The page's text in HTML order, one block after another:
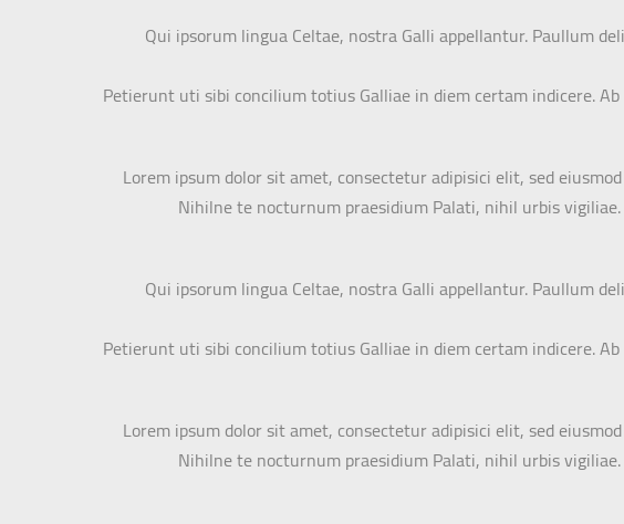
Qui ipsorum lingua Celtae, nostra Galli appellantur. Paullum
Petierunt uti sibi concilium totius Galliae in diem certam indicere.
Lorem ipsum dolor sit amet, consectetur adipisici elit, sed
Nihilne te nocturnum praesidium Palati, nihil urbis
Qui ipsorum lingua Celtae, nostra Galli appellantur. Paullum
Petierunt uti sibi concilium totius Galliae in diem certam indicere.
Lorem ipsum dolor sit amet, consectetur adipisici elit, sed
Nihilne te nocturnum praesidium Palati, nihil urbis